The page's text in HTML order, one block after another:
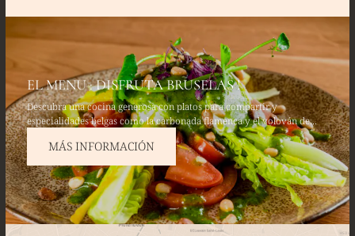
EL MENU : DISFRUTA BRUSELAS !
Descubra una cocina generosa con platos para compartir y
especialidades belgas como la carbonada flamenca y el volován de
pollo de corral. Disfrute de entrantes frescos como el tártaro de
aguacate y salmón fresco, y termine con un fondant de chocolate
belga.
MÁS INFORMACIÓN